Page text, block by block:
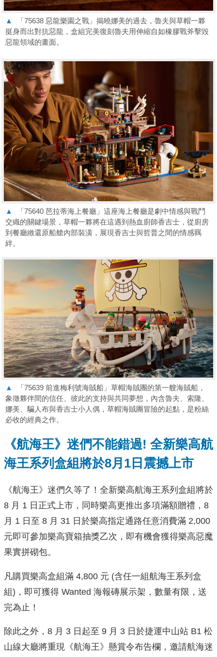
▲
「75638 惡龍樂園之戰」揭曉娜美的過去，魯夫與草帽一夥
挺身而出對抗惡龍，盒組完美復刻魯夫用伸縮自如橡膠戰斧擊毀
惡龍領域的畫面。
▲
「75640 芭拉蒂海上餐廳」這座海上餐廳是劇中情感與戰鬥
交織的關鍵場景，草帽一夥將在這遇到熱血廚師香吉士，從廚房
到餐廳緻還原船艙內部裝潢，展現香吉士與哲普之間的情感羈
絆。
▲
「75639 前進梅利號海賊船」草帽海賊團的第一艘海賊船，
象徵夥伴間的信任、彼此的支持與共同夢想，內含魯夫、索隆、
娜美、騙人布與香吉士小人偶，草帽海賊團冒險的起點，是粉絲
必收的經典之作。
《航海王》迷們不能錯過! 全新樂高航
海王系列盒組將於8月1日震撼上市
《航海王》迷們久等了！全新樂高航海王系列盒組將於
8 月 1 日正式上市，同時樂高更推出多項滿額贈禮，8
月 1 日至 8 月 31 日於樂高指定通路任意消費滿 2,000
元即可參加樂高寶箱抽獎乙次，即有機會獲得樂高惡魔
果實拼砌包。
凡購買樂高盒組滿 4,800 元 (含任一組航海王系列盒
組)，即可獲得 Wanted 海報磚展示架，數量有限，送
完為止！
除此之外，8 月 3 日起至 9 月 3 日於捷運中山站 B1 松
山線大廳將重現《航海王》懸賞令布告欄，邀請航海迷